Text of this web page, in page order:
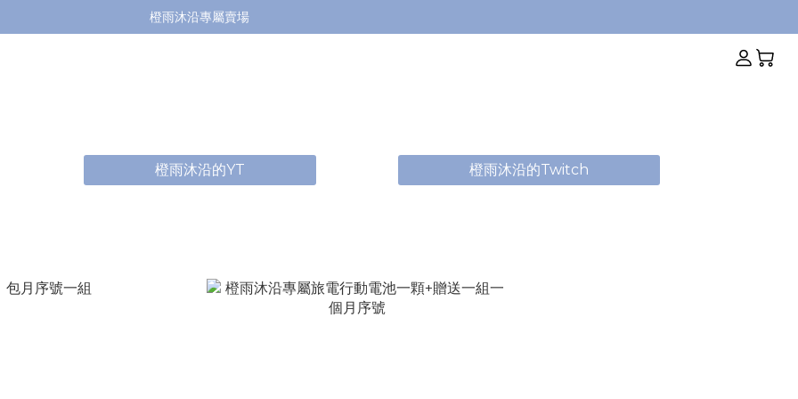
橙雨沐沿專屬賣場
橙雨沐沿的YT 橙雨沐沿的Twitch